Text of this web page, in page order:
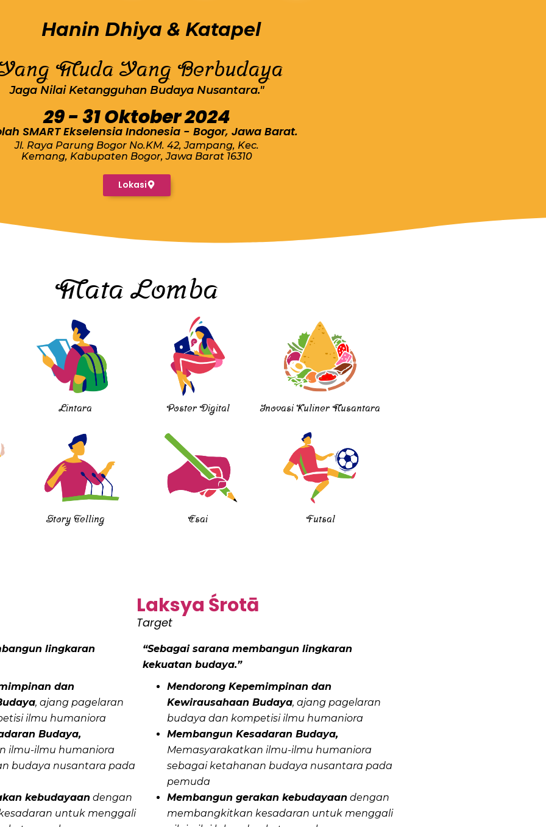
Hanin Dhiya & Katapel
Muda Yang Berbudaya
Jaga Nilai Ketangguhan Budaya Nusantara."
29 - 31 Oktober 2024
SMART Ekselensia Indonesia - Bogor, Jawa Barat.
Jl. Raya Parung Bogor No.KM. 42, Jampang, Kec.
Kemang, Kabupaten Bogor, Jawa Barat 16310
Lokasi
Mata Lomba
Lintara Poster Digital Inovasi Kuliner Nusantara
Story Telling Esai Futsal
lingkaran
dan
, ajang pagelaran
ilmu humaniora
Budaya,
ilmu-ilmu humaniora
budaya nusantara pada
kebudayaan dengan
untuk menggali
Laksya Śrotā
Target
“Sebagai sarana membangun lingkaran
kekuatan budaya.”
Mendorong Kepemimpinan dan
Kewirausahaan Budaya, ajang pagelaran
budaya dan kompetisi ilmu humaniora
Membangun Kesadaran Budaya,
Memasyarakatkan ilmu-ilmu humaniora
sebagai ketahanan budaya nusantara pada
pemuda
Membangun gerakan kebudayaan dengan
membangkitkan kesadaran untuk menggali